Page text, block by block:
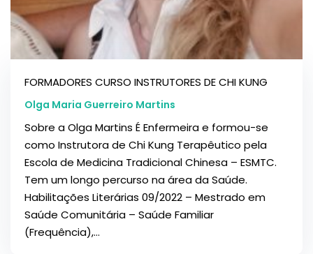
FORMADORES CURSO INSTRUTORES DE CHI KUNG
Olga Maria Guerreiro Martins
Sobre a Olga Martins É Enfermeira e formou-se
como Instrutora de Chi Kung Terapêutico pela
Escola de Medicina Tradicional Chinesa – ESMTC.
Tem um longo percurso na área da Saúde.
Habilitações Literárias 09/2022 – Mestrado em
Saúde Comunitária – Saúde Familiar
(Frequência),...